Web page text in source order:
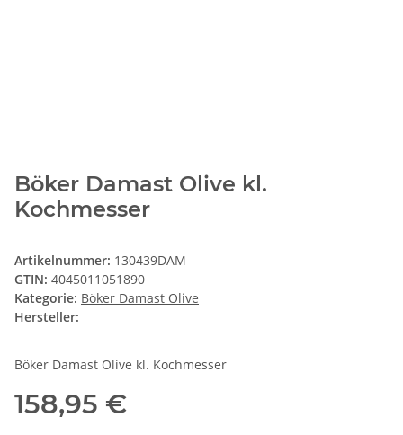
Böker Damast Olive kl.
Kochmesser
Artikelnummer: 130439DAM
GTIN: 4045011051890
Kategorie: Böker Damast Olive
Hersteller:
Böker Damast Olive kl. Kochmesser
158,95 €